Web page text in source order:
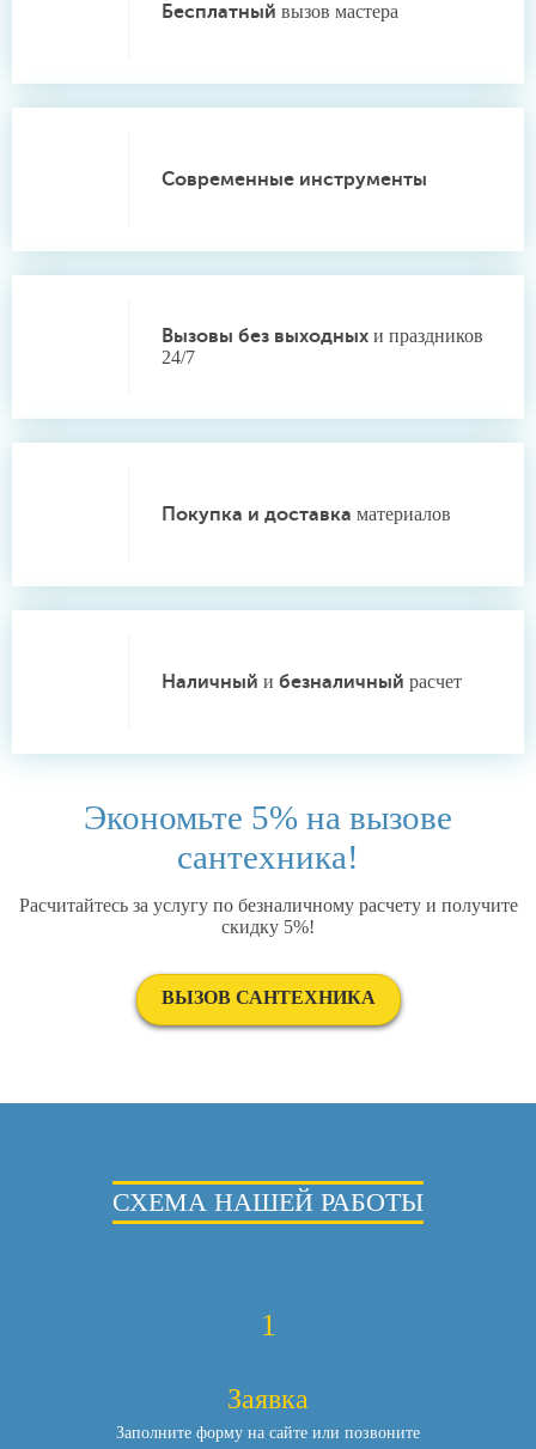
Бесплатный вызов мастера
Современные инструменты
Вызовы без выходных и праздников
24/7
Покупка и доставка материалов
Наличный и безналичный расчет
Экономьте 5% на вызове
сантехника!
Расчитайтесь за услугу по безналичному расчету и получите
скидку 5%!
ВЫЗОВ САНТЕХНИКА
СХЕМА НАШЕЙ РАБОТЫ
1
Заявка
Заполните форму на сайте или позвоните